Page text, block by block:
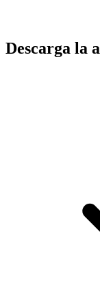
Descarga la